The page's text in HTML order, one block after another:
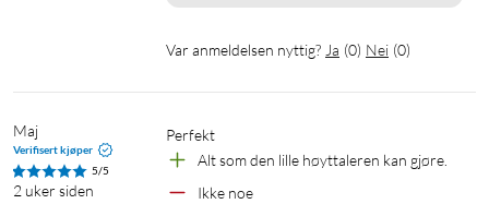
Var anmeldelsen nyttig? Ja (0) Nei (0)
Maj
Verifisert kjøper
5/5
2 uker siden
Perfekt
Alt som den lille høyttaleren kan gjøre.
Ikke noe